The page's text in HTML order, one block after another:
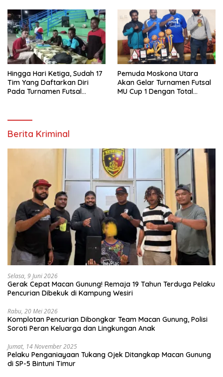
Hingga Hari Ketiga, Sudah 17
Tim Yang Daftarkan Diri
Pada Turnamen Futsal
Pemuda Moskona Utara
Akan Gelar Turnamen Futsal
MU Cup 1 Dengan Total
Berita Kriminal
Selasa, 9 Juni 2026
Gerak Cepat Macan Gunung! Remaja 19 Tahun Terduga Pelaku
Pencurian Dibekuk di Kampung Wesiri
Rabu, 20 Mei 2026
Komplotan Pencurian Dibongkar Team Macan Gunung, Polisi
Soroti Peran Keluarga dan Lingkungan Anak
Jumat, 14 November 2025
Pelaku Penganiayaan Tukang Ojek Ditangkap Macan Gunung
di SP-5 Bintuni Timur